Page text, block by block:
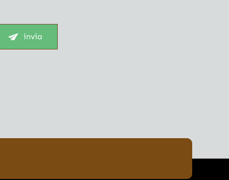
invia